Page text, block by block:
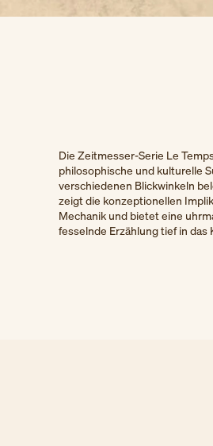
Die Zeitmesser-Serie Le
philosophische und kulturelle
verschiedenen Blickwinkeln
zeigt die konzeptionellen
Mechanik und bietet eine
fesselnde Erzählung tief in